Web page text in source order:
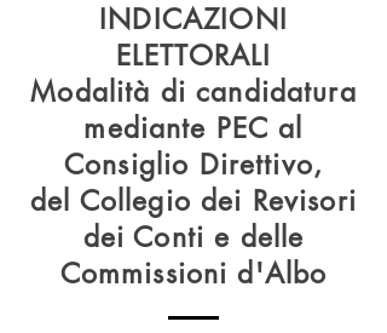
INDICAZIONI
ELETTORALI
Modalità di candidatura
mediante PEC al
Consiglio Direttivo,
del Collegio dei Revisori
dei Conti e delle
Commissioni d'Albo